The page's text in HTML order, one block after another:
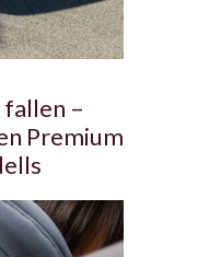
fallen –
Premium